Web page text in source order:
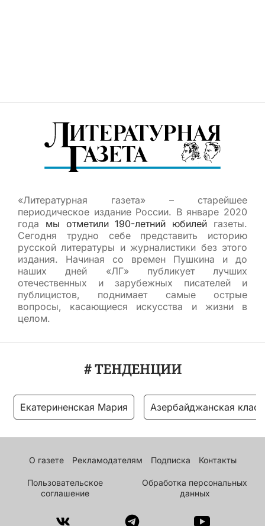
«Литературная газета» – старейшее
периодическое издание России. В январе 2020
года мы отметили 190-летний юбилей газеты.
Сегодня трудно себе представить историю
русской литературы и журналистики без этого
издания. Начиная со времен Пушкина и до
наших дней «ЛГ» публикует лучших
отечественных и зарубежных писателей и
публицистов, поднимает самые острые
вопросы, касающиеся искусства и жизни в
целом.
# ТЕНДЕНЦИИ
Екатериненская Мария Азербайджанская
О газете Рекламодателям Подписка Контакты
Пользовательское
соглашение
Обработка персональных
данных